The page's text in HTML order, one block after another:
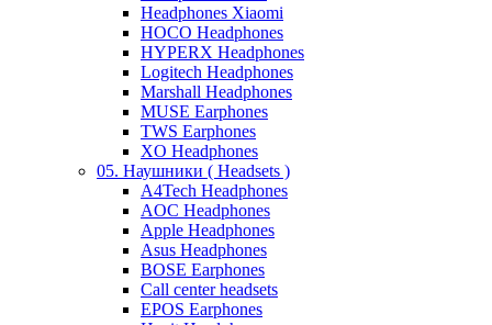
Headphones Xiaomi
HOCO Headphones
HYPERX Headphones
Logitech Headphones
Marshall Headphones
MUSE Earphones
TWS Earphones
XO Headphones
05. Наушники ( Headsets )
A4Tech Headphones
AOC Headphones
Apple Headphones
Asus Headphones
BOSE Earphones
Call center headsets
EPOS Earphones